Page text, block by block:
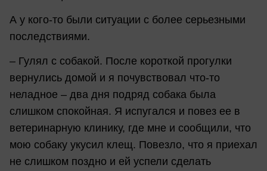
А у кого-то были ситуации с более серьезными
последствиями.
– Гулял с собакой. После короткой прогулки
вернулись домой и я почувствовал что-то
неладное – два дня подряд собака была
слишком спокойная. Я испугался и повез ее в
ветеринарную клинику, где мне и сообщили, что
мою собаку укусил клещ. Повезло, что я приехал
не слишком поздно и ей успели сделать